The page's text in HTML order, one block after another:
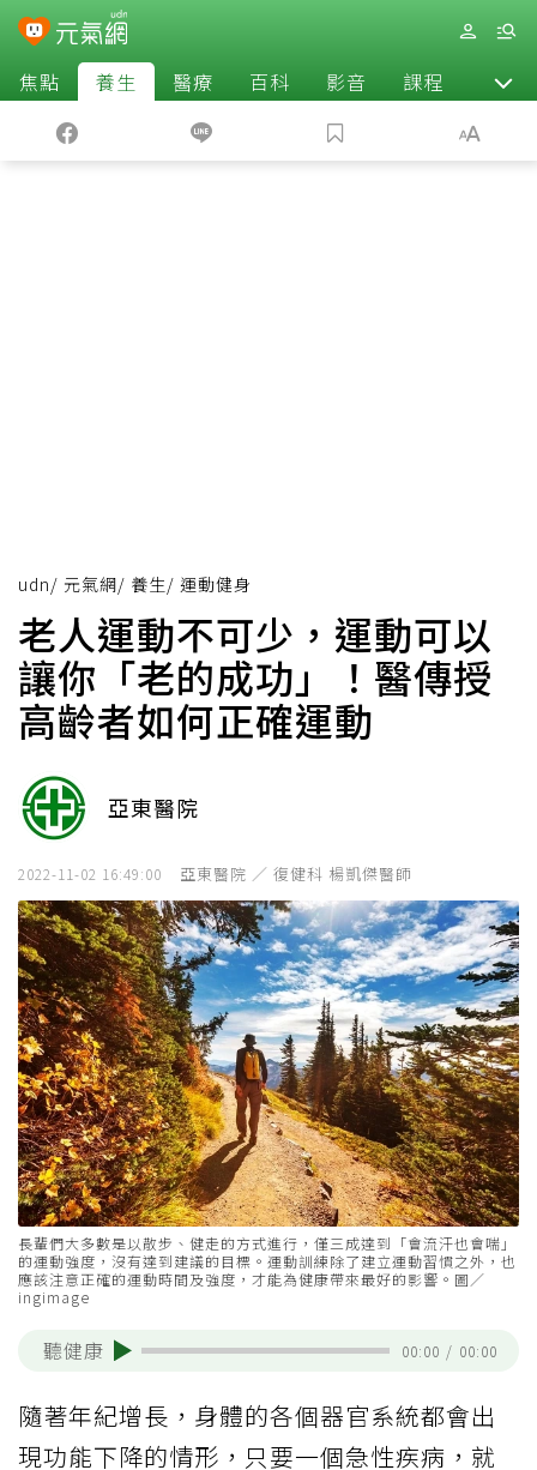
焦點 養生 醫療 百科 影音 課程 退休
udn/ 元氣網/ 養生/ 運動健身
老人運動不可少，運動可以
讓你「老的成功」！醫傳授
高齡者如何正確運動
亞東醫院
2022-11-02 16:49:00 亞東醫院 ／ 復健科 楊凱傑醫師
長輩們大多數是以散步、健走的方式進行，僅三成達到「會流汗也會喘」
的運動強度，沒有達到建議的目標。運動訓練除了建立運動習慣之外，也
應該注意正確的運動時間及強度，才能為健康帶來最好的影響。圖／
ingimage
聽健康 00:00 / 00:00
隨著年紀增長，身體的各個器官系統都會出
現功能下降的情形，只要一個急性疾病，就